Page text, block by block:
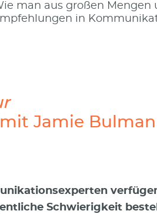
man aus großen
in
Jamie Bulman
Schwierigkeit